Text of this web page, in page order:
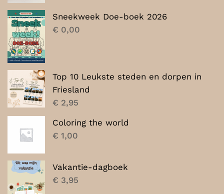
€ 7,00.
€ 5,00.
Sneekweek Doe-boek 2026
€ 0,00
Top 10 Leukste steden en dorpen in
Friesland
€ 2,95
Coloring the world
€ 1,00
Vakantie-dagboek
€ 3,95